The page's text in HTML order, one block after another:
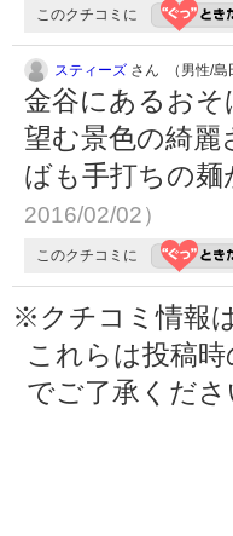
このクチコミに
スティーズ さん （男性/島
金谷にあるお
望む景色の綺麗
ばも手打ちの
2016/02/02）
このクチコミに
※クチコミ情報
これらは投稿
でご了承くださ